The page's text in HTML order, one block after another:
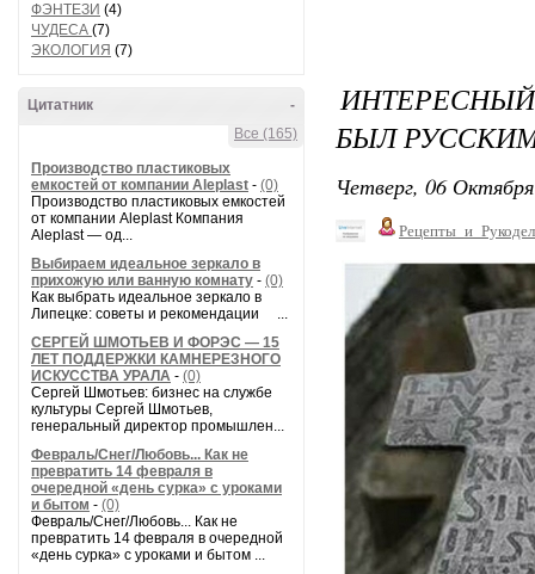
ФЭНТЕЗИ (4)
ЧУДЕСА (7)
ЭКОЛОГИЯ (7)
-
Цитатник
Все (165)
Производство пластиковых
емкостей от компании Aleplast - (0)
Производство пластиковых емкостей
от компании Aleplast Компания
Aleplast — од...
Выбираем идеальное зеркало в
прихожую или ванную комнату - (0)
Как выбрать идеальное зеркало в
Липецке: советы и рекомендации ...
СЕРГЕЙ ШМОТЬЕВ И ФОРЭС — 15
ЛЕТ ПОДДЕРЖКИ КАМНЕРЕЗНОГО
ИСКУССТВА УРАЛА - (0)
Сергей Шмотьев: бизнес на службе
культуры Сергей Шмотьев,
генеральный директор промышлен...
Февраль/Снег/Любовь... Как не
превратить 14 февраля в
очередной «день сурка» с уроками
и бытом - (0)
Февраль/Снег/Любовь... Как не
превратить 14 февраля в очередной
«день сурка» с уроками и бытом ...
БЫЛ
Четверг, 06